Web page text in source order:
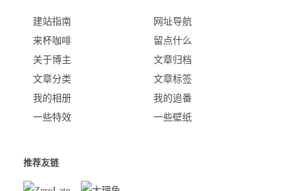
建站指南
网址导航
来杯咖啡
留点什么
关于博主
文章归档
文章分类
文章标签
我的相册
我的追番
一些特效
一些壁纸
推荐友链